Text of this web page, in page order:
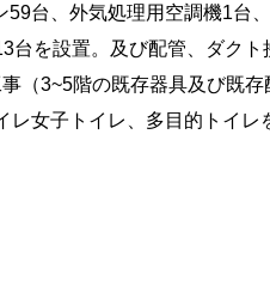
59台、外気処理用空調機1台
台を設置。及び配管、ダクト
（3~5階の既存器具及び既存
レ女子トイレ、多目的トイレ